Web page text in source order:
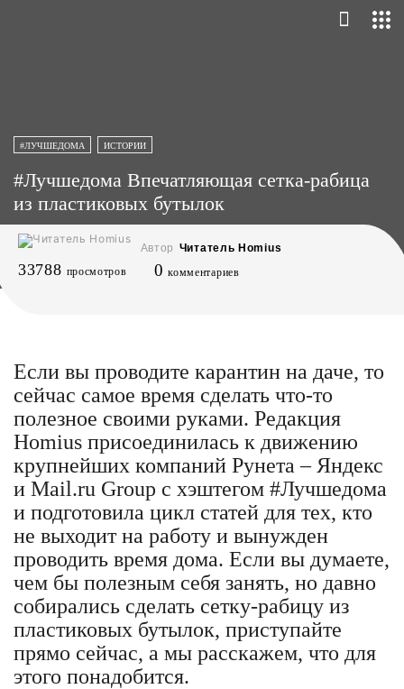
#ЛУЧШЕДОМА ИСТОРИИ
#Лучшедома Впечатляющая сетка-рабица
из пластиковых бутылок
Автор Читатель Homius
33788 просмотров 0 комментариев
Если вы проводите карантин на даче, то
сейчас самое время сделать что-то
полезное своими руками. Редакция
Homius присоединилась к движению
крупнейших компаний Рунета – Яндекс
и Mail.ru Group с хэштегом #Лучшедома
и подготовила цикл статей для тех, кто
не выходит на работу и вынужден
проводить время дома. Если вы думаете,
чем бы полезным себя занять, но давно
собирались сделать сетку-рабицу из
пластиковых бутылок, приступайте
прямо сейчас, а мы расскажем, что для
этого понадобится.